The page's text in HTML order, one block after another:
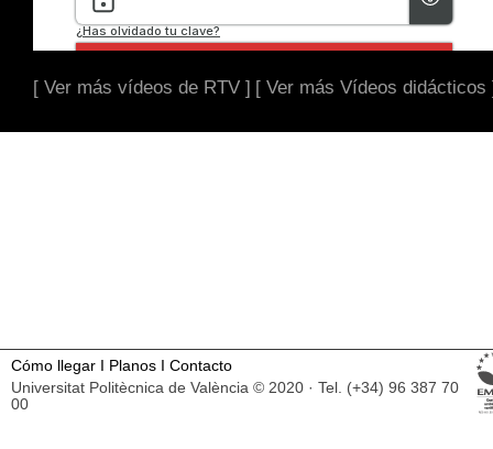
[ Ver más vídeos de RTV ] [ Ver más Vídeos didácticos
Cómo llegar I Planos I Contacto
Universitat Politècnica de València © 2020 · Tel. (+34) 96 387 70
00